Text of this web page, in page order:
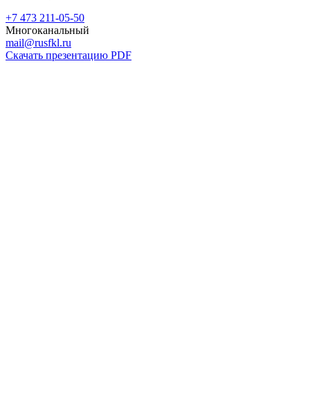
+7 473 211-05-50
Многоканальный
mail@rusfkl.ru
Скачать презентацию PDF